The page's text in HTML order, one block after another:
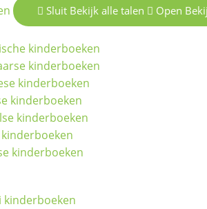
Sluit Bekijk alle talen Open
kinderboeken
kinderboeken
kinderboeken
kinderboeken
kinderboeken
kinderboeken
kinderboeken
kinderboeken